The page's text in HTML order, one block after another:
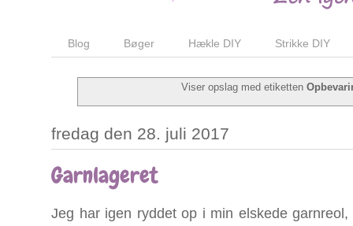
Blog Bøger Hækle DIY Strikke DIY
Viser opslag med etiketten
fredag den 28. juli 2017
Garnlageret
Jeg har igen ryddet op i min elskede